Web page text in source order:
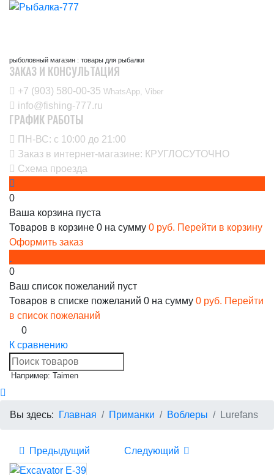
рыболовный магазин : товары для рыбалки
ЗАКАЗ И КОНСУЛЬТАЦИЯ
+7 (903) 580-00-35‬ WhatsApp, Viber
info@fishing-777.ru
ГРАФИК РАБОТЫ
ПН-ВС: с 10:00 до 21:00
Заказ в интернет-магазине: КРУГЛОСУТОЧНО
Схема проезда
0
Ваша корзина пуста
Товаров в корзине 0 на сумму 0 руб. Перейти в корзину
Оформить заказ
0
Ваш список пожеланий пуст
Товаров в списке пожеланий 0 на сумму 0 руб. Перейти
в список пожеланий
0
К сравнению
Например: Taimen
Вы здесь: Главная Приманки Воблеры Lurefans
Предыдущий Следующий